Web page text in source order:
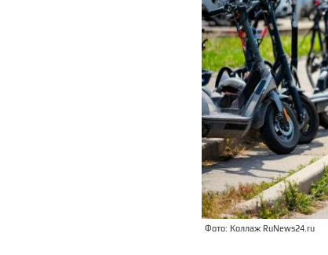
Фото: Коллаж RuNews24.ru